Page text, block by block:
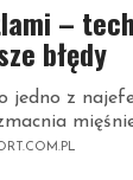
–
błędy
z